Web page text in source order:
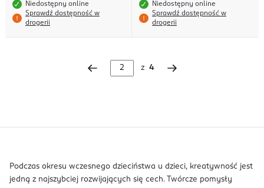
Niedostępny online
Sprawdź dostępność w
drogerii
Niedostępny online
Sprawdź dostępność w
drogerii
z 4
Podczas okresu wczesnego dzieciństwa u dzieci, kreatywność jest
jedną z najszybciej rozwijających się cech. Twórcze pomysły